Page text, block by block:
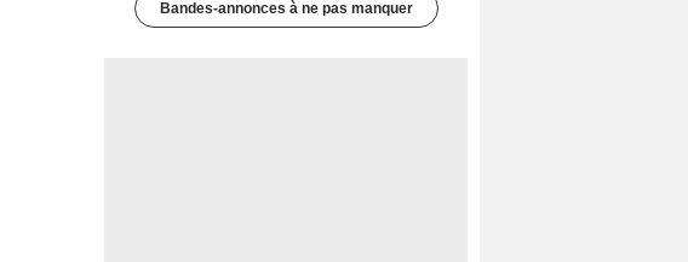
Bandes-annonces à ne pas manquer